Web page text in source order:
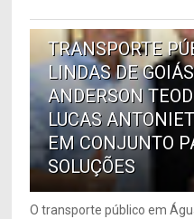
6
TRANSPORTE
LINDAS DE
ANDERSON
LUCAS
EM CONJUNTO
SOLUÇÕES
O transporte público em